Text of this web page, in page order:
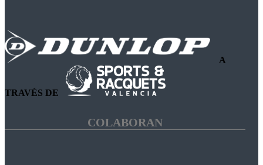
A
TRAVÉS DE
COLABORAN